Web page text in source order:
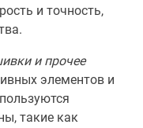
и точность,
и прочее
элементов и
такие как